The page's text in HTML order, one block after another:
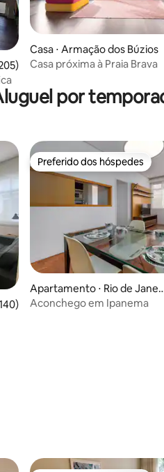
avaliação média de 5, 205
Casa ⋅ Armação dos Búzios
Casa próxima à Praia Brava
por
avaliação média de 5, 140
Preferido dos hóspedes
Preferido dos hóspedes
Apartamento ⋅ Rio de Janeir
o
Aconchego em Ipanema